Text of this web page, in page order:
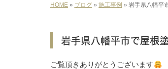
HOME » ブログ » 施工事例 » 岩手県八幡平
岩手県八幡平市で屋根
ご覧頂きありがとうございます